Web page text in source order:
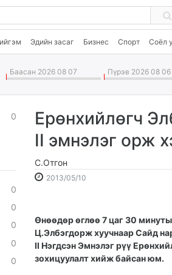
Эдийн засаг Бизнес Спорт Соёл
Баасан 2026 08 07 Пүрэв 2026 08 06
0
0
0
0
0
0
Ерөнхийлөгч
II эмнэлэг орж
С.Отгон
2013/05/10
16:34:24
19:43:52
Өнөөдөр өглөө 7 цаг 30
Ц.Элбэгдорж хуучнаар Сайд
II Нэгдсэн Эмнэлэг рүү
зохицуулалт хийж байсан юм.